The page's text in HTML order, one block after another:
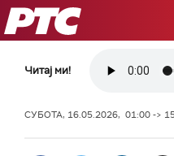
РТС
Читај ми!
СУБОТА, 16.05.2026, 01:00 ->